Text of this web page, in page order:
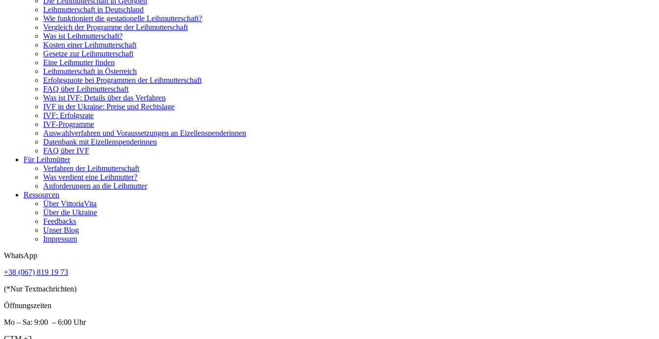
Leihmutterschaft in Deutschland
Wie funktioniert die gestationelle Leihmutterschaft?
Vergleich der Programme der Leihmutterschaft
Was ist Leihmutterschaft?
Kosten einer Leihmutterschaft
Gesetze zur Leihmutterschaft
Eine Leihmutter finden
Leihmutterschaft in Österreich
Erfolgsquote bei Programmen der Leihmutterschaft
FAQ über Leihmutterschaft
Was ist IVF: Details über das Verfahren
IVF in der Ukraine: Preise und Rechtslage
IVF: Erfolgsrate
IVF-Programme
Auswahlverfahren und Voraussetzungen an Eizellenspenderinnen
Datenbank mit Eizellenspenderinnen
FAQ über IVF
Für Leihmütter
Verfahren der Leihmutterschaft
Was verdient eine Leihmutter?
Anforderungen an die Leihmutter
Ressourcen
Über VittoriaVita
Über die Ukraine
Feedbacks
Unser Blog
Impressum
WhatsApp
+38 (067) 819 19 73
(*Nur Textnachrichten)
Öffnungszeiten
Mo – Sa: 9:00 – 6:00 Uhr